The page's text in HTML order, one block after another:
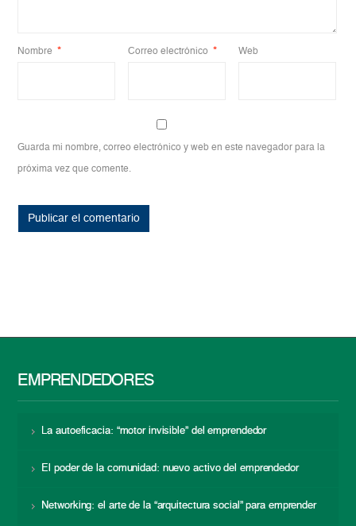
Nombre * Correo electrónico * Web
Guarda mi nombre, correo electrónico y web en este navegador para la
próxima vez que comente.
EMPRENDEDORES
La autoeficacia: “motor invisible” del emprendedor
El poder de la comunidad: nuevo activo del emprendedor
Networking: el arte de la “arquitectura social” para emprender